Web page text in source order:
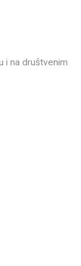
i na društvenim